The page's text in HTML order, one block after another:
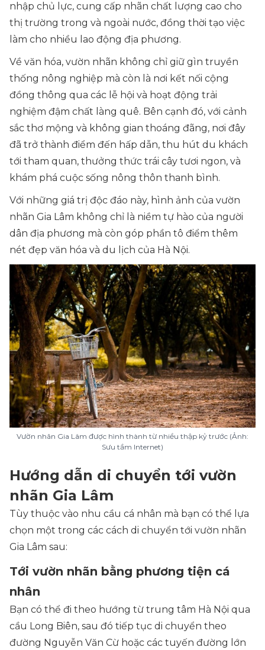
nhập chủ lực, cung cấp nhãn chất lượng cao cho
thị trường trong và ngoài nước, đồng thời tạo việc
làm cho nhiều lao động địa phương.
Về văn hóa, vườn nhãn không chỉ giữ gìn truyền
thống nông nghiệp mà còn là nơi kết nối cộng
đồng thông qua các lễ hội và hoạt động trải
nghiệm đậm chất làng quê. Bên cạnh đó, với cảnh
sắc thơ mộng và không gian thoáng đãng, nơi đây
đã trở thành điểm đến hấp dẫn, thu hút du khách
tới tham quan, thưởng thức trái cây tươi ngon, và
khám phá cuộc sống nông thôn thanh bình.
Với những giá trị độc đáo này, hình ảnh của vườn
nhãn Gia Lâm không chỉ là niềm tự hào của người
dân địa phương mà còn góp phần tô điểm thêm
nét đẹp văn hóa và du lịch của Hà Nội.
Vườn nhãn Gia Lâm được hình thành từ nhiều thập kỷ trước (Ảnh:
Sưu tầm Internet)
Hướng dẫn di chuyển tới vườn
nhãn Gia Lâm
Tùy thuộc vào nhu cầu cá nhân mà bạn có thể lựa
chọn một trong các cách di chuyển tới vườn nhãn
Gia Lâm sau:
Tới vườn nhãn bằng phương tiện cá
nhân
Bạn có thể đi theo hướng từ trung tâm Hà Nội qua
cầu Long Biên, sau đó tiếp tục di chuyển theo
đường Nguyễn Văn Cừ hoặc các tuyến đường lớn